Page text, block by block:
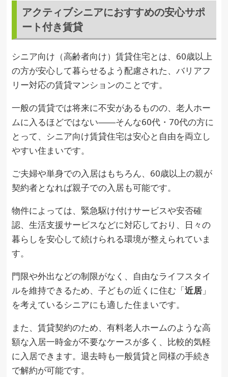
アクティブシニアにおすすめの安心サポ
ート付き賃貸
シニア向け（高齢者向け）賃貸住宅とは、60歳以上
の方が安心して暮らせるよう配慮された、バリアフ
リー対応の賃貸マンションのことです。
一般の賃貸では将来に不安があるものの、老人ホー
ムに入るほどではない――そんな60代・70代の方に
とって、シニア向け賃貸住宅は安心と自由を両立し
やすい住まいです。
ご夫婦や単身での入居はもちろん、60歳以上の親が
契約者となれば親子での入居も可能です。
物件によっては、緊急駆け付けサービスや安否確
認、生活支援サービスなどに対応しており、日々の
暮らしを安心して続けられる環境が整えられていま
す。
門限や外出などの制限がなく、自由なライフスタイ
ルを維持できるため、子どもの近くに住む「近居 」
を考えているシニアにも適した住まいです。
また、賃貸契約のため、有料老人ホームのような高
額な入居一時金が不要なケースが多く、比較的気軽
に入居できます。退去時も一般賃貸と同様の手続き
で解約が可能です。